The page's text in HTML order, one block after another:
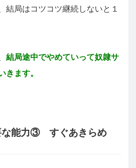
結局はコツコツ継続しないと１
結局途中でやめていって奴隷サ
きます。
な能力③ すぐあきらめ